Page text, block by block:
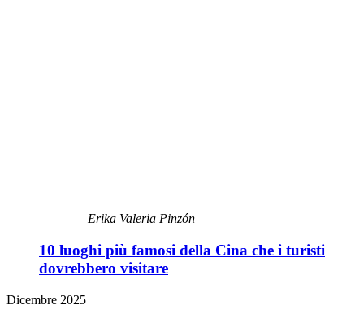
Erika Valeria Pinzón
10 luoghi più famosi della Cina che i turisti
dovrebbero visitare
Dicembre 2025